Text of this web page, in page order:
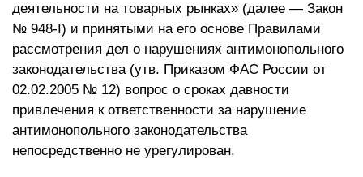
деятельности на товарных рынках» (далее — Закон
№ 948-I) и принятыми на его основе Правилами
рассмотрения дел о нарушениях антимонопольного
законодательства (утв. Приказом ФАС России от
02.02.2005 № 12) вопрос о сроках давности
привлечения к ответственности за нарушение
антимонопольного законодательства
непосредственно не урегулирован.